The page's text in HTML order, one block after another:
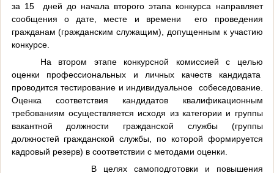
за 15 дней до начала второго этапа конкурса направляет
сообщения о дате, месте и времени его проведения
гражданам (гражданским служащим), допущенным к участию
конкурсе.
На втором этапе конкурсной комиссией с целью
оценки профессиональных и личных качеств кандидата
проводится тестирование и индивидуальное собеседование.
Оценка соответствия кандидатов квалификационным
требованиям осуществляется исходя из категории и группы
вакантной должности гражданской службы (группы
должностей гражданской службы, по которой формируется
кадровый резерв) в соответствии с методами оценки.
В целях самоподготовки и повышения